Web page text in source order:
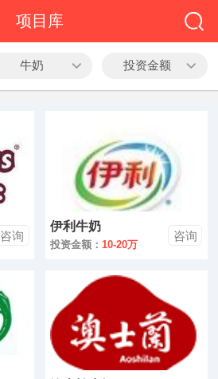
项目库
牛奶 投资金额
咨询
伊利牛奶
投资金额：10-20万
咨询